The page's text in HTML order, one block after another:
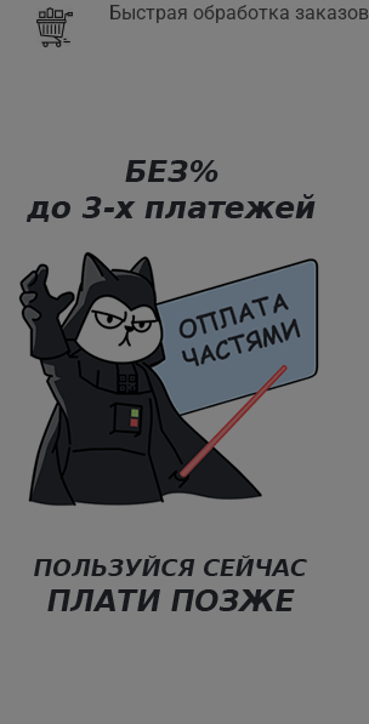
Быстрая обработка заказов